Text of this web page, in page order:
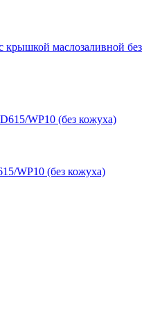
маслозаливной без
WP10 (без кожуха)